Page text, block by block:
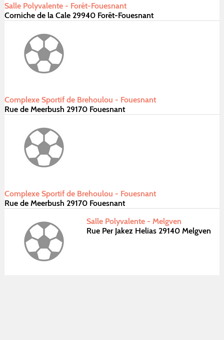
Salle Polyvalente - Forêt-Fouesnant
Corniche de la Cale 29940 Forêt-Fouesnant
Complexe Sportif de Brehoulou - Fouesnant
Rue de Meerbush 29170 Fouesnant
Complexe Sportif de Brehoulou - Fouesnant
Rue de Meerbush 29170 Fouesnant
Salle Polyvalente - Melgven
Rue Per Jakez Helias 29140 Melgven